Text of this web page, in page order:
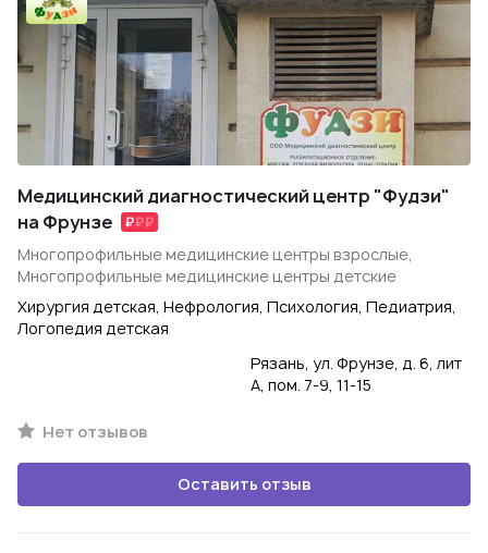
Медицинский диагностический центр "Фудзи"
на Фрунзе
Многопрофильные медицинские центры взрослые,
Многопрофильные медицинские центры детские
Хирургия детская, Нефрология, Психология, Педиатрия,
Логопедия детская
Рязань, ул. Фрунзе, д. 6, лит
А, пом. 7-9, 11-15
Нет отзывов
Оставить отзыв